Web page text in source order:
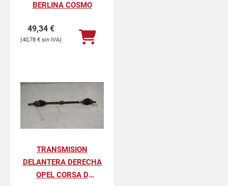
BERLINA COSMO
49,34 €
40,78 €
TRANSMISION
DELANTERA DERECHA
OPEL CORSA D